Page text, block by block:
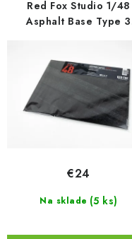
Red Fox Studio 1/48
Asphalt Base Type 3
Na sklade (5 ks)
€24